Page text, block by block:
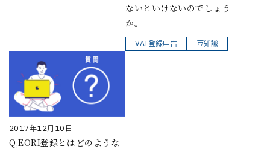
ないといけないのでしょう
か。
VAT登録申告 豆知識
2017年12月10日
Q,EORI登録とはどのような